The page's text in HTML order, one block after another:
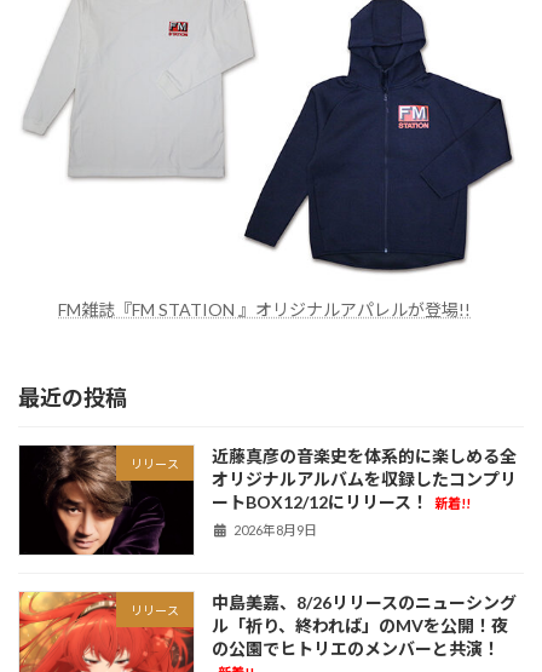
FM雑誌『FM STATION 』オリジナルアパレルが登場!!
最近の投稿
リリース
近藤真彦の音楽史を体系的に楽しめる全
オリジナルアルバムを収録したコンプリ
ートBOX12/12にリリース！
新着!!
2026年8月9日
リリース
中島美嘉、8/26リリースのニューシング
ル「祈り、終われば」のMVを公開！夜
の公園でヒトリエのメンバーと共演！